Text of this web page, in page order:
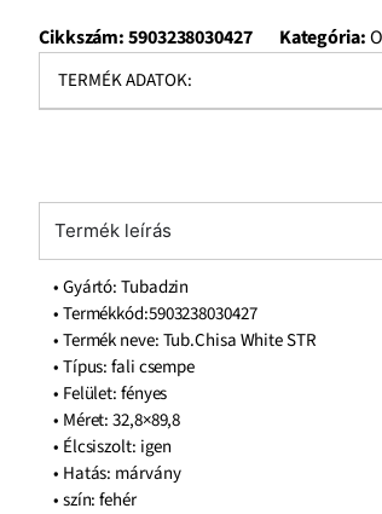
Cikkszám:5903238030427 Kategória:
TERMÉK ADATOK:
Termék leírás
• Gyártó: Tubadzin
• Termékkód:5903238030427
• Termék neve: Tub.Chisa White STR
• Típus: fali csempe
• Felület: fényes
• Méret: 32,8×89,8
• Élcsiszolt: igen
• Hatás: márvány
• szín: fehér